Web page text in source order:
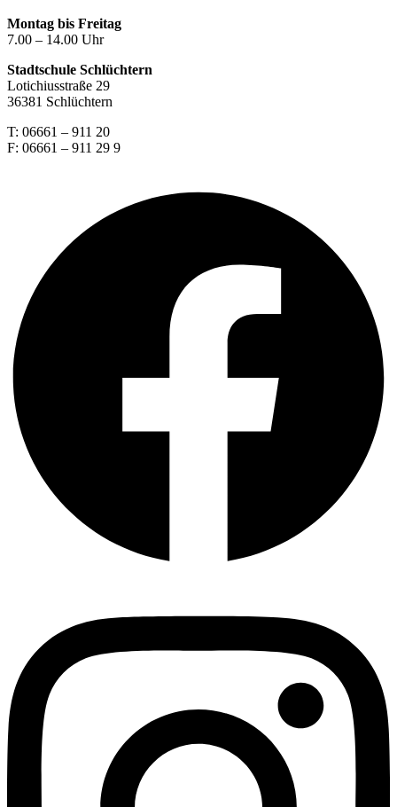
Montag bis Freitag
7.00 – 14.00 Uhr
Stadtschule Schlüchtern
Lotichiusstraße 29
36381 Schlüchtern
T: 06661 – 911 20
F: 06661 – 911 29 9